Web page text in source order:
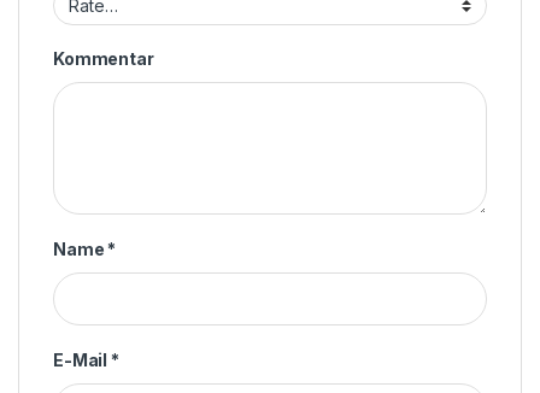
Kommentar
Name *
E-Mail *